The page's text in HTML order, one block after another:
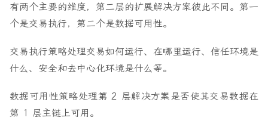
有两个主要的维度，第二层的扩展解决方案彼此不同。第一
个是交易执行，第二个是数据可用性。
交易执行策略处理交易如何运行、在哪里运行、信任环境是
什么、安全和去中心化环境是什么等。
数据可用性策略处理第 2 层解决方案是否使其交易数据在
第 1 层主链上可用。